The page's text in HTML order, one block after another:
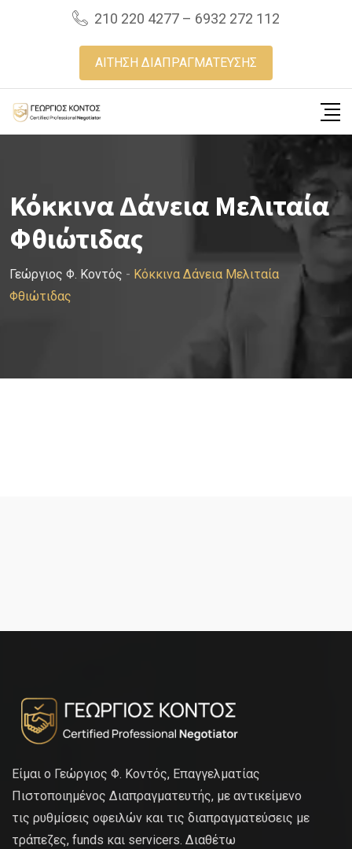
210 220 4277 – 6932 272 112
ΑΙΤΗΣΗ ΔΙΑΠΡΑΓΜΑΤΕΥΣΗΣ
Κόκκινα Δάνεια Μελιταία
Φθιώτιδας
Γεώργιος Φ. Κοντός - Κόκκινα Δάνεια Μελιταία
Φθιώτιδας
Είμαι ο Γεώργιος Φ. Κοντός, Επαγγελματίας
Πιστοποιημένος Διαπραγματευτής, με αντικείμενο
τις ρυθμίσεις οφειλών και τις διαπραγματεύσεις με
τράπεζες, funds και servicers. Διαθέτω